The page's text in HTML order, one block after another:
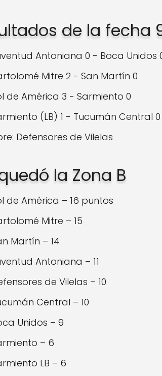
de la fecha
Antoniana 0 - Boca Unidos
Mitre 2 - San Martín 0
de América 3 - Sarmiento 0
(LB) 1 - Tucumán Central 0
Defensores de Vilelas
la Zona B
de América – 16 puntos
Mitre – 15
Martín – 14
Antoniana – 11
de Vilelas – 10
Central – 10
Unidos – 9
– 6
LB – 6